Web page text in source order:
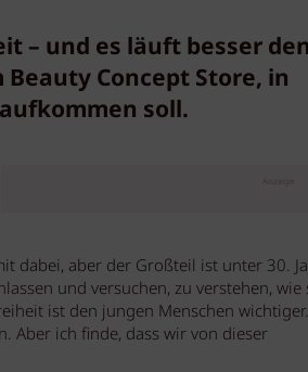
– und es läuft besser
Concept Store, in
soll.
Anzeige
dabei, aber der Großteil ist unter 30.
und versuchen, zu verstehen, wie
ist den jungen Menschen wichtiger.
Aber ich finde, dass wir von dieser